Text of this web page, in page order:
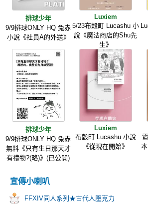
排球少年
9/9排球ONLY HQ 兔赤
小說《社員A的外送》
Luxiem
5/23布穀町 Lucashu 小
說《魔法商店的Shu先
生》
排球少年
9/9排球ONLY HQ 兔赤
無料《只有生日那天才
有禮物?(略)》(已公開)
Luxiem
布穀町 Lucashu 小說
《從現在開始》
宣傳小喇叭
FFXIV同人系列★古代人壓克力